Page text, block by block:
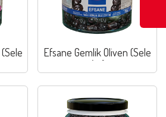
Efsane Gemlik Oliven (Sele
Art)